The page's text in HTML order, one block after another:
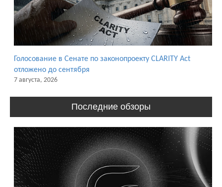
Голосование в Сенате по законопроекту CLARITY Act
отложено до сентября
7 августа, 2026
Последние обзоры